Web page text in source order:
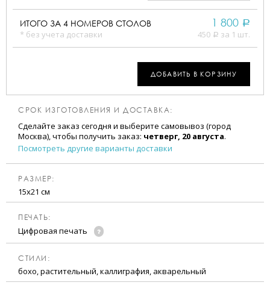
ИТОГО ЗА 4 НОМЕРОВ СТОЛОВ
* без учета доставки
1 800 a
450 a за 1 шт.
ДОБАВИТЬ В КОРЗИНУ
СРОК ИЗГОТОВЛЕНИЯ И ДОСТАВКА:
Сделайте заказ сегодня и выберите самовывоз (город
Москва), чтобы получить заказ: четверг, 20 августа.
Посмотреть другие варианты доставки
РАЗМЕР:
15х21 см
ПЕЧАТЬ:
Цифровая печать
CТИЛИ:
бохо, растительный, каллиграфия, акварельный